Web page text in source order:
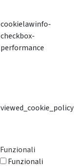
cookielawinfo-
checkbox-
performance
viewed_cookie_policy
Funzionali
Funzionali